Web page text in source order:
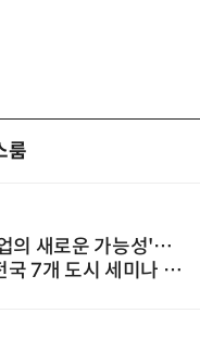
룸
의 새로운 가능성'…
국 7개 도시 세미나 페